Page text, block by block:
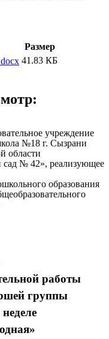
Размер
41.83 КБ
учреждение
№18 г. Сызрани
области
сад № 42», реализующее
образования
работы
группы